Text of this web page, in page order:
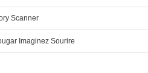
Scanner
Imaginez Sourire